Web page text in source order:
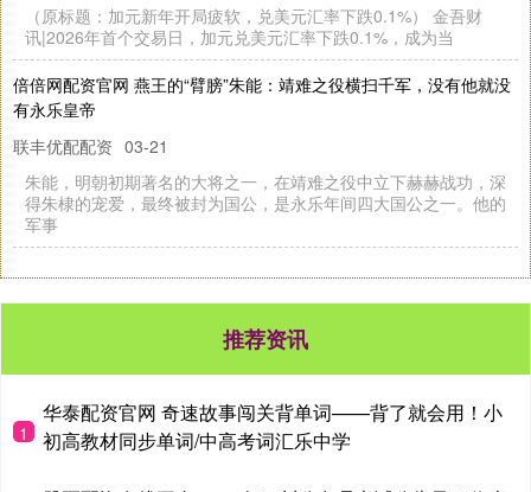
线
上
股
票
配
资
代
理
APP下
载
皮
肤
僵
硬
、
畏
寒
肢
冷
、
关
节
疼
痛
？
硬
皮
病
有
救
了
！
“温
阳
祛
痹
方
剂
”带
来
新
希
望
在线配资开户 07-07
无
数
硬
皮
病
患
者
每
天
都
要
面
对
的
问
—
—
皮
肤
紧
绷
、
僵
硬
如
革
，
原
本
柔
软
的
肌
肤
逐
去
弹
性
，
手
指
肿
胀
屈
伸
不
利
，
简
单
的
握
拳
、
弯
初高教材同步单词/中高考词汇乐中学